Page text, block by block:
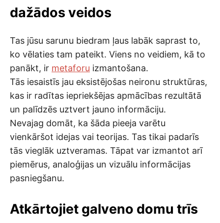
dažādos veidos
Tas jūsu sarunu biedram ļaus labāk saprast to,
ko vēlaties tam pateikt. Viens no veidiem, kā to
panākt, ir metaforu izmantošana.
Tās iesaistīs jau eksistējošas neironu struktūras,
kas ir radītas iepriekšējas apmācības rezultātā
un palīdzēs uztvert jauno informāciju.
Nevajag domāt, ka šāda pieeja varētu
vienkāršot idejas vai teorijas. Tas tikai padarīs
tās vieglāk uztveramas. Tāpat var izmantot arī
piemērus, analoģijas un vizuālu informācijas
pasniegšanu.
Atkārtojiet galveno domu trīs